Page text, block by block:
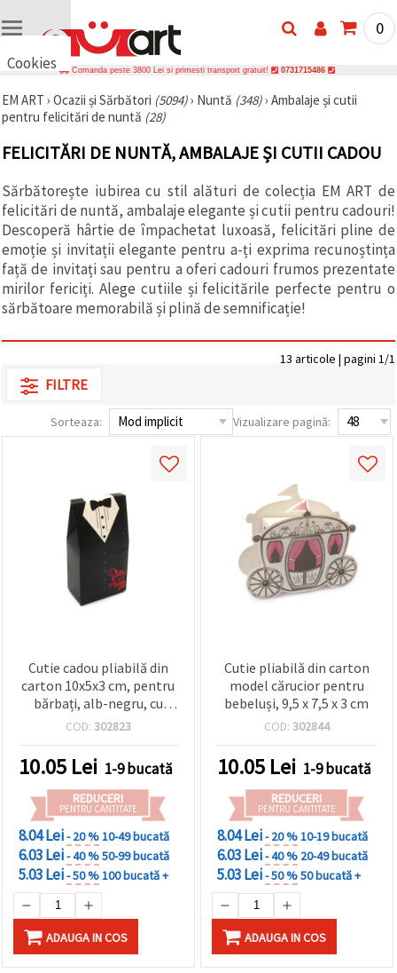
Cookies
vrem să vă
oferim
cookie -uri.
Cu toate
sunt diferite
de cele pe
care le
cunoașteți,
suntem
siguri că
veți avea
cea mai
tare
experiență
amintindu-
și re-
vizitele.
Puteți fi de
acord să
"Salvați"
Аcceptati
Setări
0
Comanda peste 3800 Lei si primesti transport gratuit! 0731715486
EM ART › Ocazii și Sărbători (5094)› Nuntă (348)› Ambalaje și cutii
pentru felicitări de nuntă (28)
FELICITĂRI DE NUNTĂ, AMBALAJE ȘI CUTII CADOU
Sărbătorește iubirea cu stil alături de colecția EM ART de
felicitări de nuntă, ambalaje elegante și cutii pentru cadouri!
Descoperă hârtie de împachetat luxoasă, felicitări pline de
emoție și invitații elegante pentru a-ți exprima recunoștința
față de invitați sau pentru a oferi cadouri frumos prezentate
mirilor fericiți. Alege cutiile și felicitările perfecte pentru o
sărbătoare memorabilă și plină de semnificație!
13 articole | pagini 1/1
FILTRE
Sorteaza: Vizualizare pagină:
Cutie cadou pliabilă din
carton 10x5x3 cm, pentru
bărbați, alb-negru, cu
model papion
COD: 302823
10.05 Lei 1-9 bucată
REDUCERI
PENTRU CANTITATE
8.04 Lei- 20 %10-49 bucată
6.03 Lei- 40 %50-99 bucată
5.03 Lei- 50 %100 bucată +
ADAUGA IN COS
Cutie pliabilă din carton
model cărucior pentru
bebeluși, 9,5 x 7,5 x 3 cm
COD: 302844
10.05 Lei 1-9 bucată
REDUCERI
PENTRU CANTITATE
8.04 Lei- 20 %10-19 bucată
6.03 Lei- 40 % 20-49 bucată
5.03 Lei- 50 %50 bucată +
ADAUGA IN COS